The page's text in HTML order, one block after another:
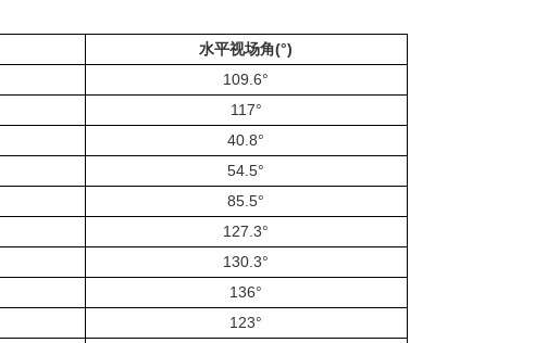
水平视场角(°)
109.6°
117°
40.8°
54.5°
85.5°
127.3°
130.3°
136°
123°